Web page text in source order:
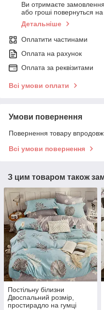
Ви отримаєте замовлення
або гроші повернуться
Детальніше
Оплатити частинами
Оплата на рахунок
Оплата за реквізитами
Всі умови оплати
Умови повернення
Повернення товару
Всі умови повернення
З цим товаром також
Постільну білизни
Двоспальний розмір,
простирадло на гумці